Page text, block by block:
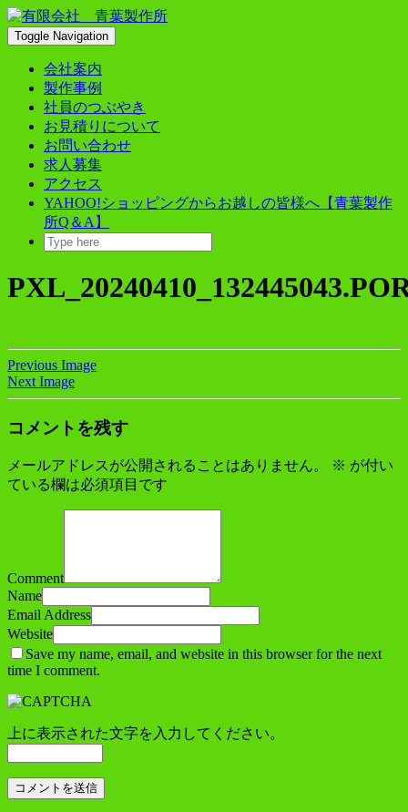
Skip
to
content
Toggle Navigation
会社案内
製作事例
社員のつぶやき
お見積りについて
お問い合わせ
求人募集
アクセス
YAHOO!ショッピングからお越しの皆様へ【青葉製作
所Q＆A】
Previous Image
Next Image
コメントを残す
メールアドレスが公開されることはありません。 ※ が付い
ている欄は必須項目です
Comment
Name
Email Address
Website
Save my name, email, and website in this browser for the next
time I comment.
上に表示された文字を入力してください。